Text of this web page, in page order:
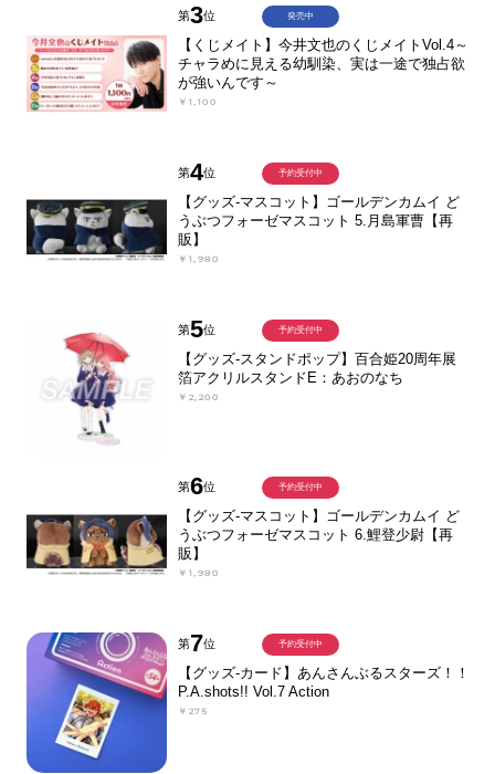
第3位
【くじメイト】今井文也のくじメイトVol.4～
チャラめに見える幼馴染、実は一途で独占欲
が強いんです～
￥1,100
発売中
第4位
【グッズ-マスコット】ゴールデンカムイ ど
うぶつフォーゼマスコット 5.月島軍曹【再
販】
￥1,980
予約受付中
第5位
【グッズ-スタンドポップ】百合姫20周年展
箔アクリルスタンドE：あおのなち
￥2,200
予約受付中
第6位
【グッズ-マスコット】ゴールデンカムイ ど
うぶつフォーゼマスコット 6.鯉登少尉【再
販】
￥1,980
予約受付中
第7位
【グッズ-カード】あんさんぶるスターズ！！
P.A.shots!! Vol.7 Action
￥275
予約受付中